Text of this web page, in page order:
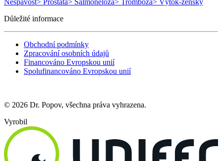
Nespavost> Prostata> Salmonelóza> Trombóza> Výtok-ženský
Důležité informace
Obchodní podmínky
Zpracování osobních údajů
Financováno Evropskou unií
Spolufinancováno Evropskou unií
© 2026 Dr. Popov, všechna práva vyhrazena.
Vyrobil